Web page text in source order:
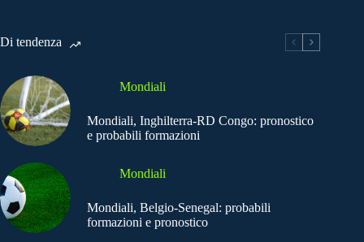
Di tendenza
Mondiali
Mondiali, Inghilterra-RD Congo: pronostico
e probabili formazioni
Mondiali
Mondiali, Belgio-Senegal: probabili
formazioni e pronostico